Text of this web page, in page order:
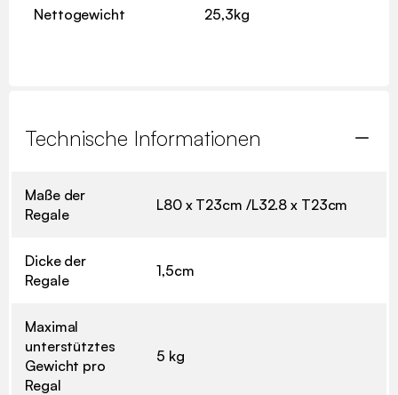
Nettogewicht 25,3kg
Technische Informationen
Maße der
Regale
L80 x T23cm /L32.8 x T23cm
Dicke der
Regale
1,5cm
Maximal
unterstütztes
Gewicht pro
Regal
5 kg